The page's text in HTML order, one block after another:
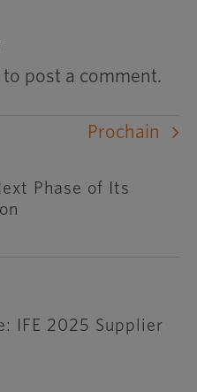
to post a comment.
Prochain
Phase of Its
IFE 2025 Supplier